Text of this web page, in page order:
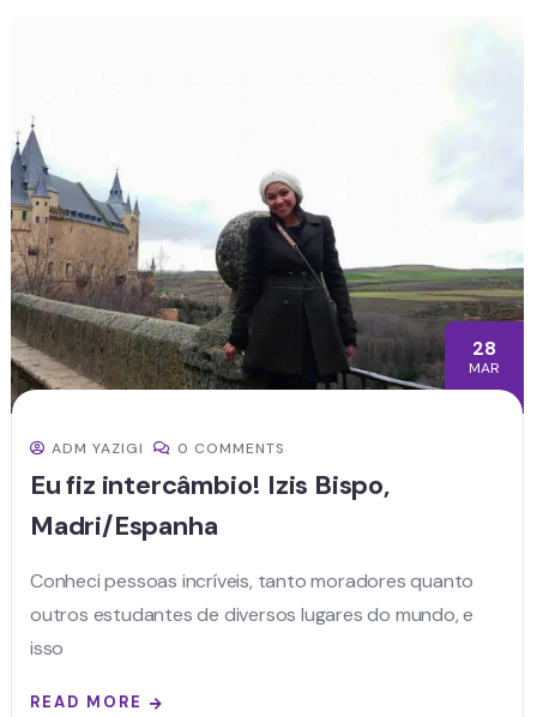
28
MAR
ADM YAZIGI 0 COMMENTS
Eu fiz intercâmbio! Izis Bispo,
Madri/Espanha
Conheci pessoas incríveis, tanto moradores quanto
outros estudantes de diversos lugares do mundo, e
isso
READ MORE